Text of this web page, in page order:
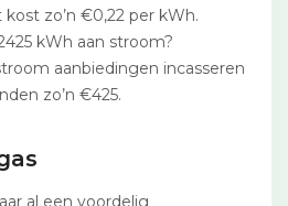
zo’n €0,22 per kWh.
kWh aan stroom?
aanbiedingen incasseren
zo’n €425.
al een voordelig